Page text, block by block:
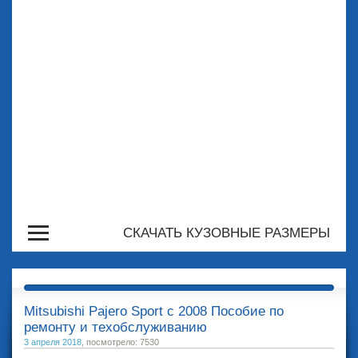
СКАЧАТЬ КУЗОВНЫЕ РАЗМЕРЫ
Mitsubishi Pajero Sport с 2008 Пособие по
ремонту и техобслуживанию
3 апреля 2018 , посмотрело: 7530